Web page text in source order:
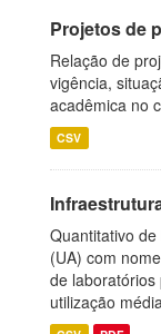
Projetos de
Relação de
vigência,
acadêmica no
CSV
Quantitativo
(UA) com
de laboratórios
utilização